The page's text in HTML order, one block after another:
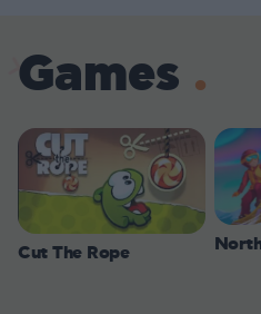
Games
Cut The Rope